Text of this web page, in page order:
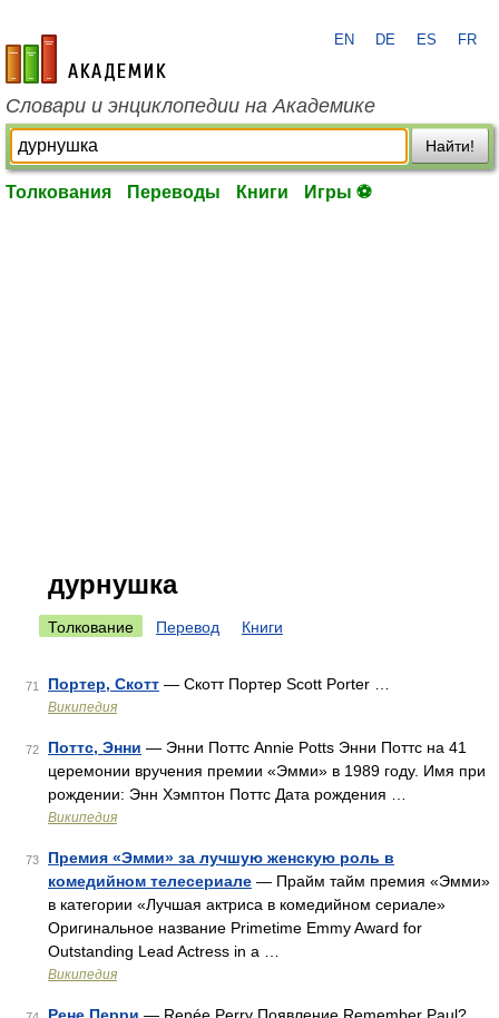
academic.ru
EN DE ES FR
Словари и энциклопедии на Академике
Найти!
Толкования Переводы Книги Игры ⚽
дурнушка
Толкование Перевод Книги
71 Портер, Скотт — Скотт Портер Scott Porter …
Википедия
72 Поттс, Энни — Энни Поттс Annie Potts Энни Поттс на 41
церемонии вручения премии «Эмми» в 1989 году. Имя при
рождении: Энн Хэмптон Поттс Дата рождения …
Википедия
73
Премия «Эмми» за лучшую женскую роль в
комедийном телесериале — Прайм тайм премия «Эмми»
в категории «Лучшая актриса в комедийном сериале»
Оригинальное название Primetime Emmy Award for
Outstanding Lead Actress in a …
Википедия